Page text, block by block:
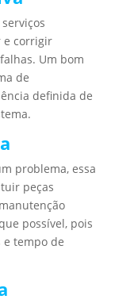
e corrigir
Um bom
de
definida de
problema, essa
peças
possível, pois
tempo de